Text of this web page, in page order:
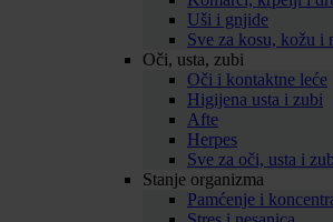
Uši i gnjide
Sve za kosu, kožu i
Oči, usta, zubi
Oči i kontaktne leće
Higijena usta i zubi
Afte
Herpes
Sve za oči, usta i
Stanje organizma
Pamćenje i